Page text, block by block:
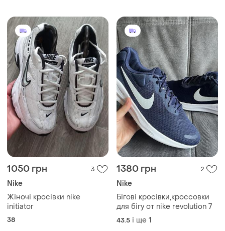
1050 грн 3
Nike
Жіночі кросівки nike
initiator
38
1380 грн 2
Nike
Бігові кросівки,кроссовки
для бігу от nike revolution 7
43.5 і ще 1